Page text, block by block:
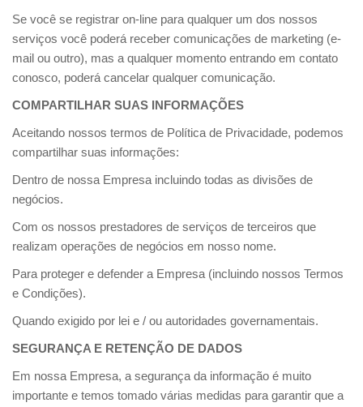
Se você se registrar on-line para qualquer um dos nossos
serviços você poderá receber comunicações de marketing (e-
mail ou outro), mas a qualquer momento entrando em contato
conosco, poderá cancelar qualquer comunicação.
COMPARTILHAR SUAS INFORMAÇÕES
Aceitando nossos termos de Política de Privacidade, podemos
compartilhar suas informações:
Dentro de nossa Empresa incluindo todas as divisões de
negócios.
Com os nossos prestadores de serviços de terceiros que
realizam operações de negócios em nosso nome.
Para proteger e defender a Empresa (incluindo nossos Termos
e Condições).
Quando exigido por lei e / ou autoridades governamentais.
SEGURANÇA E RETENÇÃO DE DADOS
Em nossa Empresa, a segurança da informação é muito
importante e temos tomado várias medidas para garantir que a